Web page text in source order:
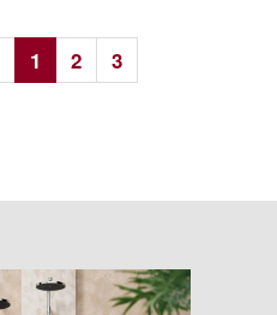
1 2
3